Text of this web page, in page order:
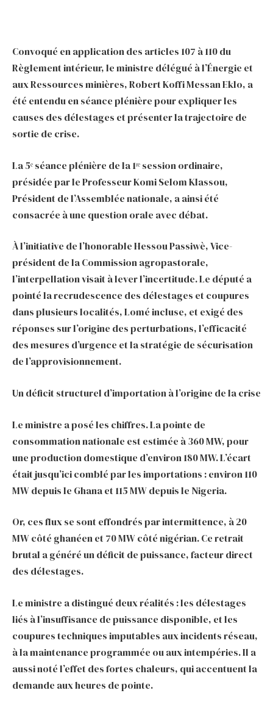
Convoqué en application des articles 107 à 110 du
Règlement intérieur, le ministre délégué à l’Énergie et
aux Ressources minières, Robert Koffi Messan Eklo, a
été entendu en séance plénière pour expliquer les
causes des délestages et présenter la trajectoire de
sortie de crise.
La 5ᵉ séance plénière de la 1ʳᵉ session ordinaire,
présidée par le Professeur Komi Selom Klassou,
Président de l’Assemblée nationale, a ainsi été
consacrée à une question orale avec débat.
À l’initiative de l’honorable Hessou Passiwè, Vice-
président de la Commission agropastorale,
l’interpellation visait à lever l’incertitude. Le député a
pointé la recrudescence des délestages et coupures
dans plusieurs localités, Lomé incluse, et exigé des
réponses sur l’origine des perturbations, l’efficacité
des mesures d’urgence et la stratégie de sécurisation
de l’approvisionnement.
Un déficit structurel d’importation à l’origine de la crise
Le ministre a posé les chiffres. La pointe de
consommation nationale est estimée à 360 MW, pour
une production domestique d’environ 180 MW. L’écart
était jusqu’ici comblé par les importations : environ 110
MW depuis le Ghana et 115 MW depuis le Nigeria.
Or, ces flux se sont effondrés par intermittence, à 20
MW côté ghanéen et 70 MW côté nigérian. Ce retrait
brutal a généré un déficit de puissance, facteur direct
des délestages.
Le ministre a distingué deux réalités : les délestages
liés à l’insuffisance de puissance disponible, et les
coupures techniques imputables aux incidents réseau,
à la maintenance programmée ou aux intempéries. Il a
aussi noté l’effet des fortes chaleurs, qui accentuent la
demande aux heures de pointe.